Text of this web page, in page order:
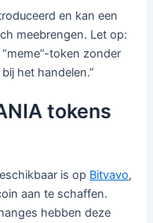
en kan een
meebrengen. Let op:
“meme”-token zonder
het handelen.”
tokens
is op Bitvavo,
aan te schaffen.
hebben deze